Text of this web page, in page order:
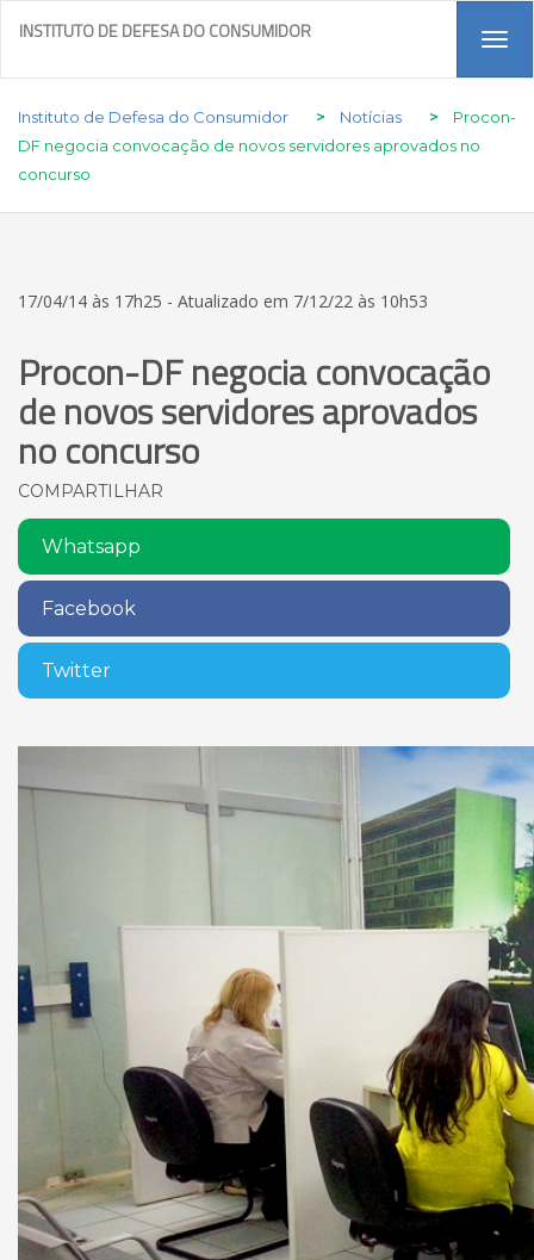
INSTITUTO DE DEFESA DO CONSUMIDOR
Instituto de Defesa do Consumidor > Notícias >
Procon-
DF negocia convocação de novos servidores aprovados no
concurso
17/04/14 às 17h25 - Atualizado em 7/12/22 às 10h53
Procon-DF negocia convocação
de novos servidores aprovados
no concurso
COMPARTILHAR
Whatsapp
Facebook
Twitter